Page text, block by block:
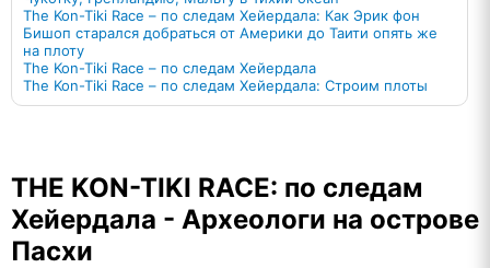
The Kon-Tiki Race – по следам Хейердала: Как Эрик фон
Бишоп старался добраться от Америки до Таити опять же
на плоту
The Kon-Tiki Race – по следам Хейердала
The Kon-Tiki Race – по следам Хейердала: Строим плоты
THE KON-TIKI RACE: по следам
Хейердала - Археологи на острове
Пасхи